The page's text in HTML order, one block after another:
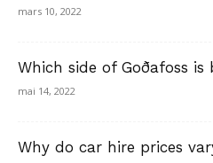
mars 10, 2022
Which side of Goðafoss is
mai 14, 2022
Why do car hire prices